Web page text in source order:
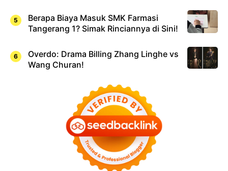
Berapa Biaya Masuk SMK Farmasi
Tangerang 1? Simak Rinciannya di Sini!
Overdo: Drama Billing Zhang Linghe vs
Wang Churan!